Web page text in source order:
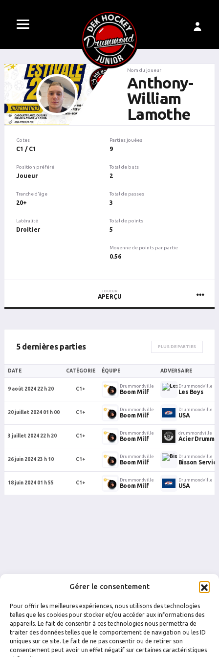
Gérer le consentement
Pour offrir les meilleures expériences, nous utilisons des technologies
telles que les cookies pour stocker et/ou accéder aux informations des
appareils. Le fait de consentir à ces technologies nous permettra de
traiter des données telles que le comportement de navigation ou les ID
uniques sur ce site. Le fait de ne pas consentir ou de retirer son
consentement peut avoir un effet négatif sur certaines caractéristiques
Nom du joueur
Anthony-
William
Lamothe
Cotes
C1 / C1
Position préféré
Joueur
Tranche d'âge
20+
Latéralité
Droitier
Parties jouées
9
Total de buts
2
Total de passes
3
Total de points
5
Moyenne de points par partie
0.56
JOUEUR
APERÇU
5 dernières parties PLUS DE PARTIES
DATE CATÉGORIE ÉQUIPE ADVERSAIRE
9 août 2024 22 h 20 C1+
Drummondville
Boom Milf
Drummondville
Les Boys
20 juillet 2024 01 h 00 C1+
Drummondville
Boom Milf
Drummondville
USA
3 juillet 2024 22 h 20 C1+
Drummondville
Boom Milf
drummondville
Acier
26 juin 2024 23 h 10 C1+
Drummondville
Boom Milf
Drummondville
Bisson
18 juin 2024 01 h 55 C1+
Drummondville
Boom Milf
Drummondville
USA
FACEBOOK INSTAGRAM